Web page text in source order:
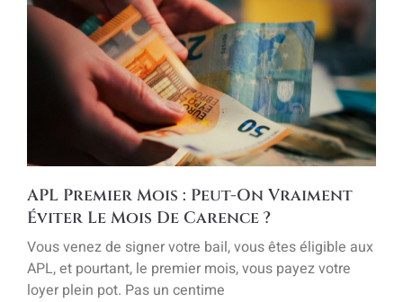
APL Premier Mois : Peut-On Vraiment
Éviter Le Mois De Carence ?
Vous venez de signer votre bail, vous êtes éligible aux
APL, et pourtant, le premier mois, vous payez votre
loyer plein pot. Pas un centime